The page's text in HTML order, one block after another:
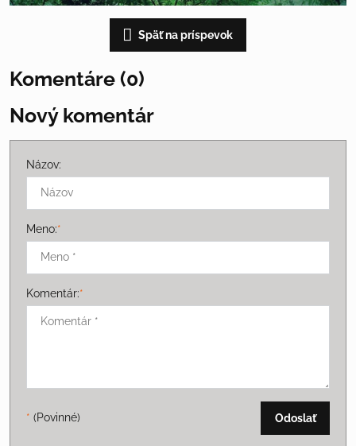
Späť na príspevok
Komentáre (0)
Nový komentár
Názov:
Meno:*
Komentár:*
* (Povinné) Odoslať